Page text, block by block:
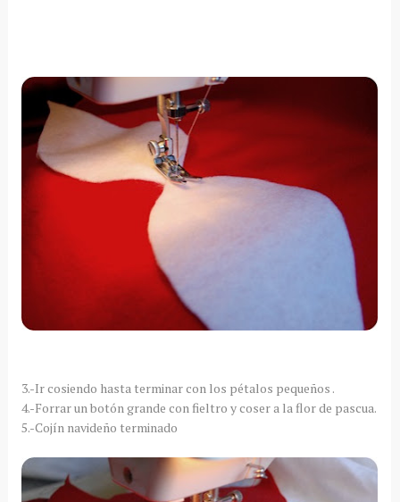
3.-Ir cosiendo hasta terminar con los pétalos pequeños .
4.-Forrar un botón grande con fieltro y coser a la flor de pascua.
5.-Cojín navideño terminado